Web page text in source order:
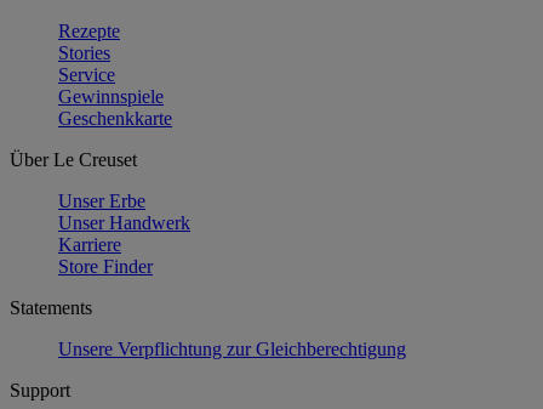
Rezepte
Stories
Service
Gewinnspiele
Geschenkkarte
Über Le Creuset
Unser Erbe
Unser Handwerk
Karriere
Store Finder
Statements
Unsere Verpflichtung zur Gleichberechtigung
Support